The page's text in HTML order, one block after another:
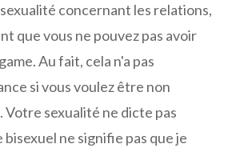
concernant les relations,
que vous ne pouvez pas avoir
Au fait, cela n'a pas
si vous voulez être non
Votre sexualité ne dicte pas
ne signifie pas que je